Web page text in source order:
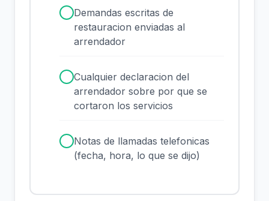
Demandas escritas de
restauracion enviadas al
arrendador
Cualquier declaracion del
arrendador sobre por que se
cortaron los servicios
Notas de llamadas telefonicas
(fecha, hora, lo que se dijo)